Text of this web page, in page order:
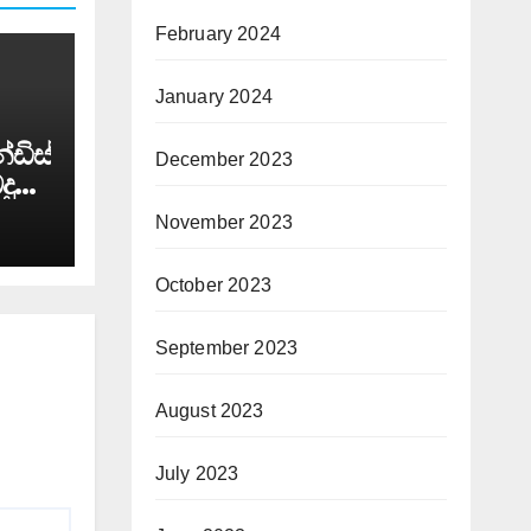
February 2024
January 2024
December 2023
November 2023
October 2023
September 2023
August 2023
July 2023